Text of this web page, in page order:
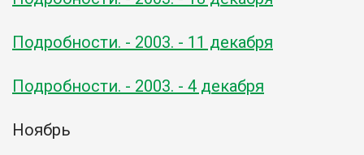
Подробности. - 2003. - 11 декабря
Подробности. - 2003. - 4 декабря
Ноябрь